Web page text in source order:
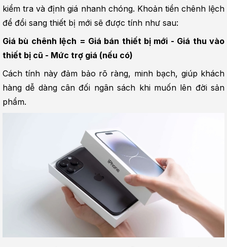
kiểm tra và định giá nhanh chóng. Khoản tiền chênh lệch
để đổi sang thiết bị mới sẽ được tính như sau:
Giá bù chênh lệch = Giá bán thiết bị mới - Giá thu vào
thiết bị cũ - Mức trợ giá (nếu có)
Cách tính này đảm bảo rõ ràng, minh bạch, giúp khách
hàng dễ dàng cân đối ngân sách khi muốn lên đời sản
phẩm.